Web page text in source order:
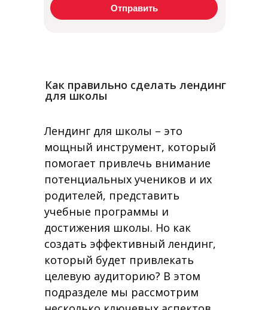
Отправить
Как правильно сделать лендинг
для школы
Лендинг для школы – это
мощный инструмент, который
помогает привлечь внимание
потенциальных учеников и их
родителей, представить
учебные программы и
достижения школы. Но как
создать эффективный лендинг,
который будет привлекать
целевую аудиторию? В этом
подразделе мы рассмотрим